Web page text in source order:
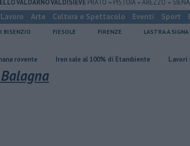
VALDARNOVALDISIEVE PRATO PISTOIA AREZZO SIENA
Lavoro Arte Cultura e Spettacolo Eventi Sport
BISENZIO FIESOLE FIRENZE LASTRA A SIGNA
Iren sale al 100% di Etambiente Lavori sulla